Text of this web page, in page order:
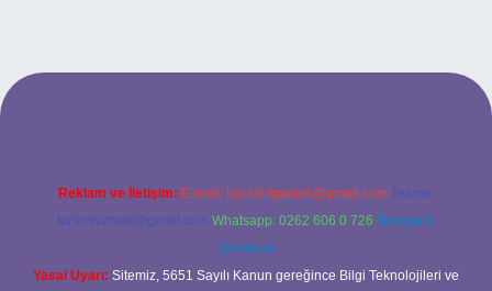
giriş
Reklam ve İletişim: E-mail: backlinkpaneli@gmail.com Teams:
forumhizmeti@gmail.com Whatsapp: 0262 606 0 726 Telegram:
@karabul
Yasal Uyarı: Sitemiz, 5651 Sayılı Kanun gereğince Bilgi Teknolojileri ve